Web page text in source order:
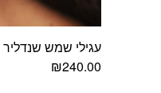
עגילי שמש שנדליר
₪240.00